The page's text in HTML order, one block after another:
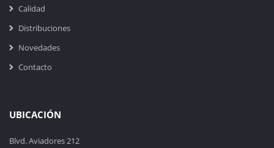
Calidad
Distribuciones
Novedades
Contacto
UBICACIÓN
Blvd. Aviadores 212